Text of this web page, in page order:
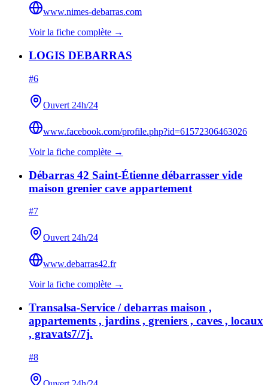
www.nimes-debarras.com
Voir la fiche complète →
LOGIS DEBARRAS
#6
Ouvert 24h/24
www.facebook.com/profile.php?id=61572306463026
Voir la fiche complète →
Débarras 42 Saint-Étienne débarrasser vide
maison grenier cave appartement
#7
Ouvert 24h/24
www.debarras42.fr
Voir la fiche complète →
Transalsa-Service / debarras maison ,
appartements , jardins , greniers , caves , locaux
, gravats7/7j.
#8